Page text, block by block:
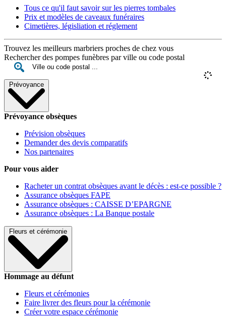
Tous ce qu'il faut savoir sur les pierres tombales
Prix et modèles de caveaux funéraires
Cimetières, législiation et réglement
Trouvez les meilleurs marbriers proches de chez vous
Rechercher des pompes funèbres par ville ou code postal
Prévoyance
Prévoyance obsèques
Prévision obsèques
Demander des devis comparatifs
Nos partenaires
Pour vous aider
Racheter un contrat obsèques avant le décès : est-ce possible ?
Assurance obsèques FAPE
Assurance obsèques : CAISSE D’EPARGNE
Assurance obsèques : La Banque postale
Fleurs et cérémonie
Hommage au défunt
Fleurs et cérémonies
Faire livrer des fleurs pour la cérémonie
Créer votre espace cérémonie